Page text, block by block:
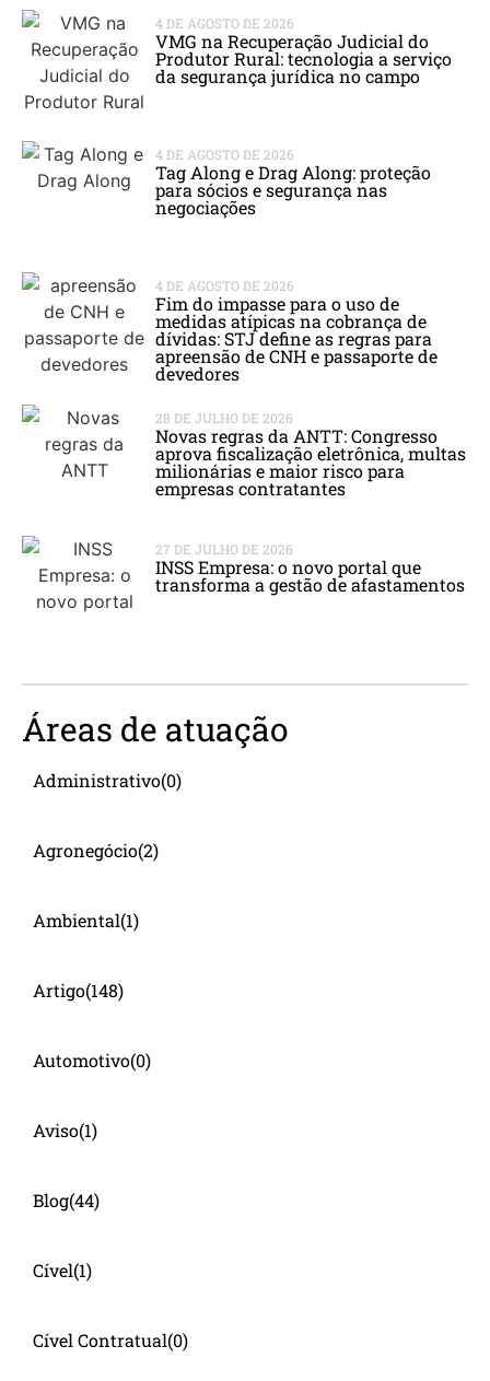
4 DE AGOSTO DE 2026
VMG na Recuperação Judicial do
Produtor Rural: tecnologia a serviço
da segurança jurídica no campo
4 DE AGOSTO DE 2026
Tag Along e Drag Along: proteção
para sócios e segurança nas
negociações
4 DE AGOSTO DE 2026
Fim do impasse para o uso de
medidas atípicas na cobrança de
dívidas: STJ define as regras para
apreensão de CNH e passaporte de
devedores
28 DE JULHO DE 2026
Novas regras da ANTT: Congresso
aprova fiscalização eletrônica, multas
milionárias e maior risco para
empresas contratantes
27 DE JULHO DE 2026
INSS Empresa: o novo portal que
transforma a gestão de afastamentos
Áreas de atuação
Administrativo(0)
Agronegócio(2)
Ambiental(1)
Artigo(148)
Automotivo(0)
Aviso(1)
Blog(44)
Cível(1)
Cível Contratual(0)